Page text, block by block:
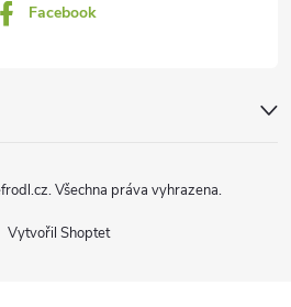
Facebook
Vytvořil Shoptet
. Všechna práva vyhrazena.